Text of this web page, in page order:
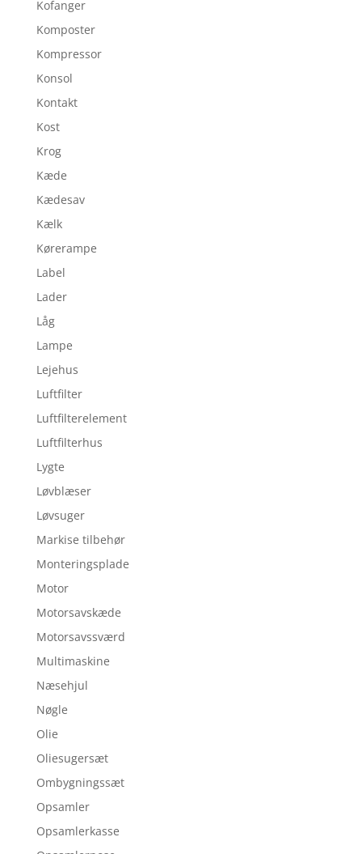
Kofanger
Komposter
Kompressor
Konsol
Kontakt
Kost
Krog
Kæde
Kædesav
Kælk
Kørerampe
Label
Lader
Låg
Lampe
Lejehus
Luftfilter
Luftfilterelement
Luftfilterhus
Lygte
Løvblæser
Løvsuger
Markise tilbehør
Monteringsplade
Motor
Motorsavskæde
Motorsavssværd
Multimaskine
Næsehjul
Nøgle
Olie
Oliesugersæt
Ombygningssæt
Opsamler
Opsamlerkasse